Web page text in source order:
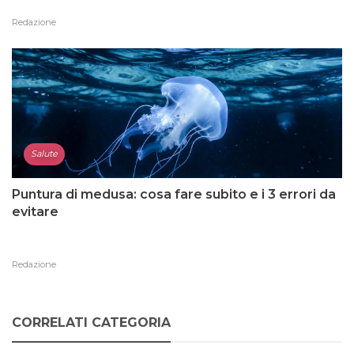
Redazione
Salute
Puntura di medusa: cosa fare subito e i 3 errori da
evitare
Redazione
CORRELATI CATEGORIA